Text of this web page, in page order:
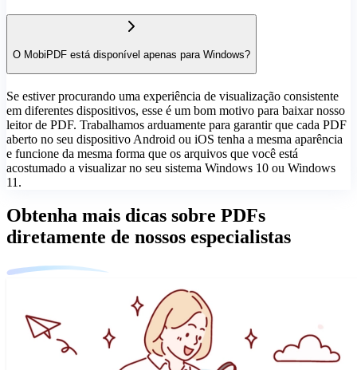
O MobiPDF está disponível apenas para Windows?
Se estiver procurando uma experiência de visualização consistente
em diferentes dispositivos, esse é um bom motivo para baixar nosso
leitor de PDF. Trabalhamos arduamente para garantir que cada PDF
aberto no seu dispositivo Android ou iOS tenha a mesma aparência
e funcione da mesma forma que os arquivos que você está
acostumado a visualizar no seu sistema Windows 10 ou Windows
11.
Obtenha mais dicas sobre PDFs
diretamente de nossos especialistas